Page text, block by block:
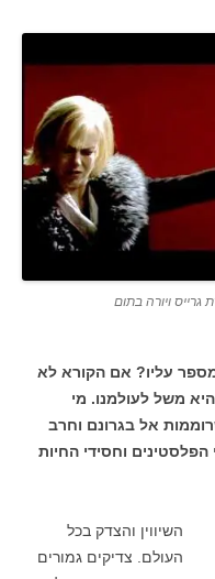
ויורה בתום
עליו? אם הקורא לא
משל לעולמנו. מי
אל בגרונם וחרב
וחסידי החיות
השיווין והצדק בכל
העולם. צדיקים גמורים